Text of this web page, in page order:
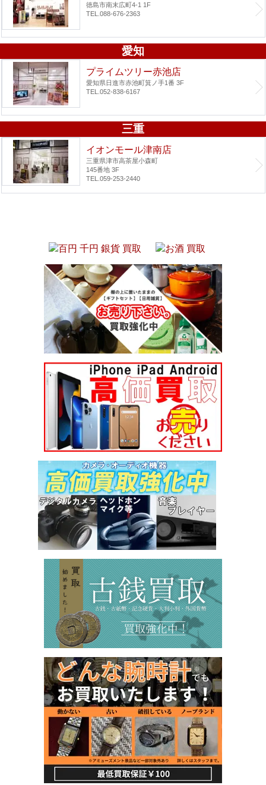
徳島市南末広町4-1 1F
TEL.088-676-2363
愛知
プライムツリー赤池店
愛知県日進市赤池町箕ノ手1番 3F
TEL.052-838-6167
三重
イオンモール津南店
三重県津市高茶屋小森町
145番地 3F
TEL.059-253-2440